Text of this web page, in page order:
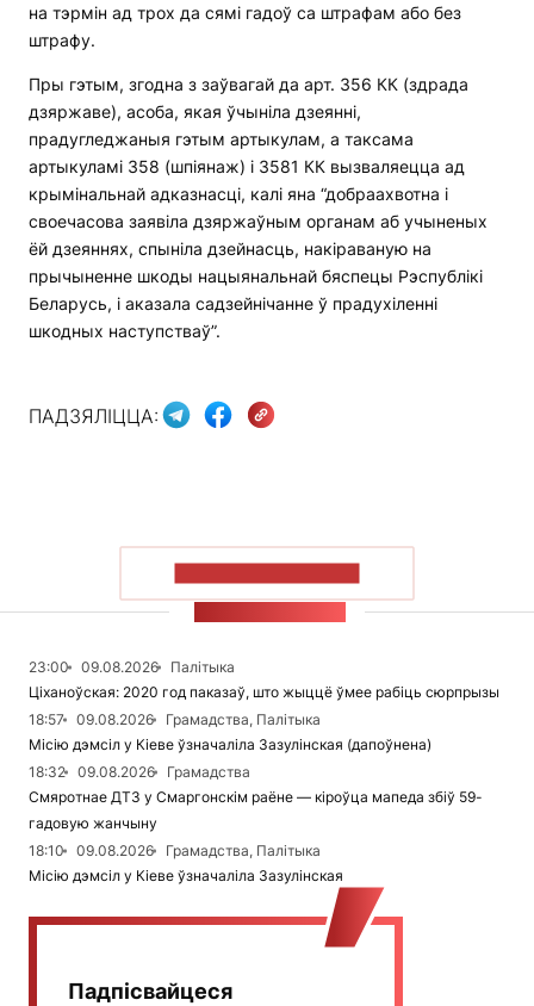
на тэрмін ад трох да сямі гадоў са штрафам або без
штрафу.
Пры гэтым, згодна з заўвагай да арт. 356 КК (здрада
дзяржаве), асоба, якая ўчыніла дзеянні,
прадугледжаныя гэтым артыкулам, а таксама
артыкуламі 358 (шпіянаж) і 3581 КК вызваляецца ад
крымінальнай адказнасці, калі яна “добраахвотна і
своечасова заявіла дзяржаўным органам аб учыненых
ёй дзеяннях, спыніла дзейнасць, накіраваную на
прычыненне шкоды нацыянальнай бяспецы Рэспублікі
Беларусь, і аказала садзейнічанне ў прадухіленні
шкодных наступстваў”.
ПАДЗЯЛІЦЦА:
23:00 09.08.2026
Палітыка
Ціханоўская: 2020 год паказаў, што жыццё ўмее рабіць сюрпрызы
18:57
09.08.2026
Грамадства, Палітыка
Місію дэмсіл у Кіеве ўзначаліла Зазулінская (дапоўнена)
18:32
09.08.2026
Грамадства
Смяротнае ДТЗ у Смаргонскім раёне — кіроўца мапеда збіў 59-
гадовую жанчыну
18:10
09.08.2026
Грамадства, Палітыка
Місію дэмсіл у Кіеве ўзначаліла Зазулінская
Падпісвайцеся